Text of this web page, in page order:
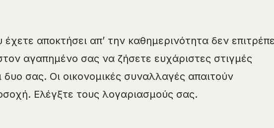
αποκτήσει απ’ την καθημερινότητα δεν
αγαπημένο σας να ζήσετε ευχάριστες στιγμές
δυο σας. Οι οικονομικές συναλλαγές απαιτούν
Ελέγξτε τους λογαριασμούς σας.